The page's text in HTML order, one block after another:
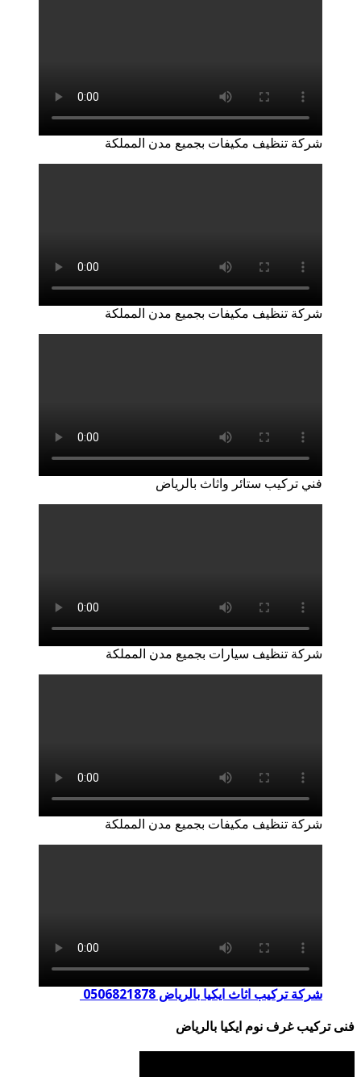
شركة تنظيف مكيفات بجميع مدن المملكة
شركة تنظيف مكيفات بجميع مدن المملكة
فني تركيب ستائر واثاث بالرياض
شركة تنظيف سيارات بجميع مدن المملكة
شركة تنظيف مكيفات بجميع مدن المملكة
شركة تركيب اثاث ايكيا بالرياض 0506821878
فنى تركيب غرف نوم ايكيا بالرياض